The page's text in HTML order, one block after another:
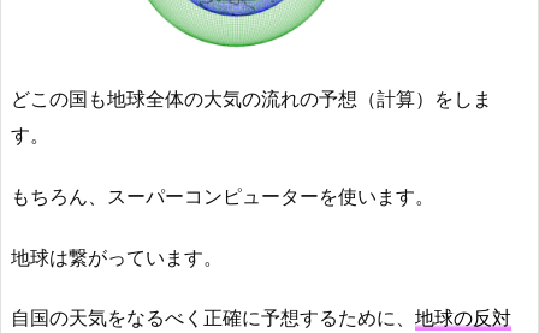
どこの国も地球全体の大気の流れの予想（計算）をしま
す。
もちろん、スーパーコンピューターを使います。
地球は繋がっています。
自国の天気をなるべく正確に予想するために、 地球の反対